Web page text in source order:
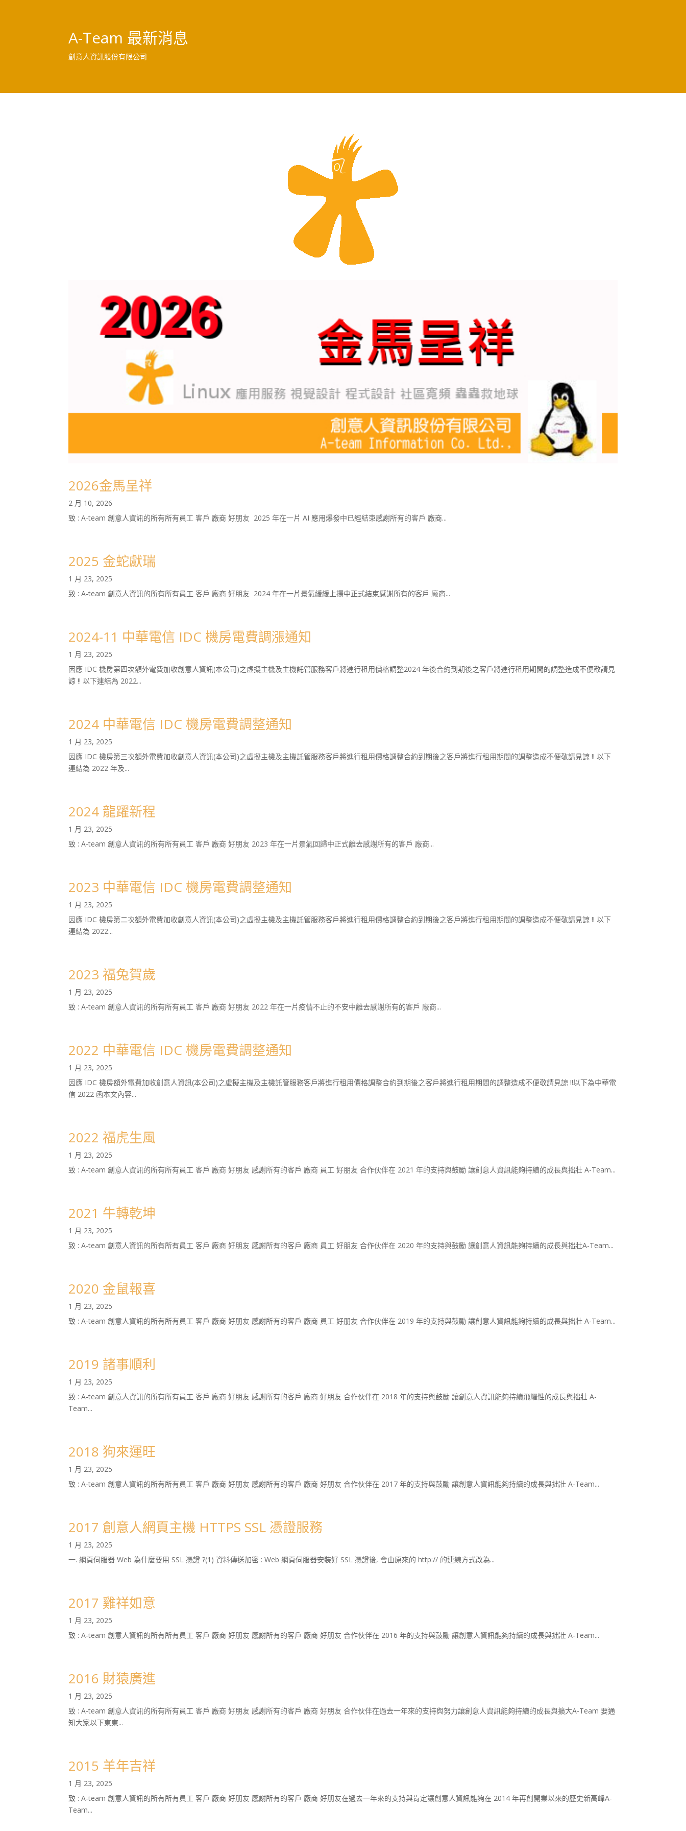
A-Team 最新消息
創意人資訊股份有限公司
2026金馬呈祥
2 月 10, 2026
致 : A-team 創意人資訊的所有所有員工 客戶 廠商 好朋友 2025 年在一片 AI 應用爆發中已經結束感謝所有的客戶 廠商...
2025 金蛇獻瑞
1 月 23, 2025
致 : A-team 創意人資訊的所有所有員工 客戶 廠商 好朋友 2024 年在一片景氣緩緩上揚中正式結束感謝所有的客戶 廠商...
2024-11 中華電信 IDC 機房電費調漲通知
1 月 23, 2025
因應 IDC 機房第四次額外電費加收創意人資訊(本公司)之虛擬主機及主機託管服務客戶將進行租用價格調整2024 年後合約到期後之客戶將進行租用期間的調整造成不便敬請見
諒 !! 以下連結為 2022...
2024 中華電信 IDC 機房電費調整通知
1 月 23, 2025
因應 IDC 機房第三次額外電費加收創意人資訊(本公司)之虛擬主機及主機託管服務客戶將進行租用價格調整合約到期後之客戶將進行租用期間的調整造成不便敬請見諒 !! 以下
連結為 2022 年及...
2024 龍躍新程
1 月 23, 2025
致 : A-team 創意人資訊的所有所有員工 客戶 廠商 好朋友 2023 年在一片景氣回歸中正式離去感謝所有的客戶 廠商...
2023 中華電信 IDC 機房電費調整通知
1 月 23, 2025
因應 IDC 機房第二次額外電費加收創意人資訊(本公司)之虛擬主機及主機託管服務客戶將進行租用價格調整合約到期後之客戶將進行租用期間的調整造成不便敬請見諒 !! 以下
連結為 2022...
2023 福兔賀歲
1 月 23, 2025
致 : A-team 創意人資訊的所有所有員工 客戶 廠商 好朋友 2022 年在一片疫情不止的不安中離去感謝所有的客戶 廠商...
2022 中華電信 IDC 機房電費調整通知
1 月 23, 2025
因應 IDC 機房額外電費加收創意人資訊(本公司)之虛擬主機及主機託管服務客戶將進行租用價格調整合約到期後之客戶將進行租用期間的調整造成不便敬請見諒 !!以下為中華電
信 2022 函本文內容...
2022 福虎生風
1 月 23, 2025
致 : A-team 創意人資訊的所有所有員工 客戶 廠商 好朋友 感謝所有的客戶 廠商 員工 好朋友 合作伙伴在 2021 年的支持與鼓勵 讓創意人資訊能夠持續的成長與拙壯 A-Team...
2021 牛轉乾坤
1 月 23, 2025
致 : A-team 創意人資訊的所有所有員工 客戶 廠商 好朋友 感謝所有的客戶 廠商 員工 好朋友 合作伙伴在 2020 年的支持與鼓勵 讓創意人資訊能夠持續的成長與拙壯A-Team...
2020 金鼠報喜
1 月 23, 2025
致 : A-team 創意人資訊的所有所有員工 客戶 廠商 好朋友 感謝所有的客戶 廠商 員工 好朋友 合作伙伴在 2019 年的支持與鼓勵 讓創意人資訊能夠持續的成長與拙壯 A-Team...
2019 諸事順利
1 月 23, 2025
致 : A-team 創意人資訊的所有所有員工 客戶 廠商 好朋友 感謝所有的客戶 廠商 好朋友 合作伙伴在 2018 年的支持與鼓勵 讓創意人資訊能夠持續飛耀性的成長與拙壯 A-
Team...
2018 狗來運旺
1 月 23, 2025
致 : A-team 創意人資訊的所有所有員工 客戶 廠商 好朋友 感謝所有的客戶 廠商 好朋友 合作伙伴在 2017 年的支持與鼓勵 讓創意人資訊能夠持續的成長與拙壯 A-Team...
2017 創意人網頁主機 HTTPS SSL 憑證服務
1 月 23, 2025
一. 網頁伺服器 Web 為什麼要用 SSL 憑證 ?(1) 資料傳送加密 : Web 網頁伺服器安裝好 SSL 憑證後, 會由原來的 http:// 的連線方式改為...
2017 雞祥如意
1 月 23, 2025
致 : A-team 創意人資訊的所有所有員工 客戶 廠商 好朋友 感謝所有的客戶 廠商 好朋友 合作伙伴在 2016 年的支持與鼓勵 讓創意人資訊能夠持續的成長與拙壯 A-Team...
2016 財猿廣進
1 月 23, 2025
致 : A-team 創意人資訊的所有所有員工 客戶 廠商 好朋友 感謝所有的客戶 廠商 好朋友 合作伙伴在過去一年來的支持與努力讓創意人資訊能夠持續的成長與擴大A-Team 要通
知大家以下東東...
2015 羊年吉祥
1 月 23, 2025
致 : A-team 創意人資訊的所有所有員工 客戶 廠商 好朋友 感謝所有的客戶 廠商 好朋友在過去一年來的支持與肯定讓創意人資訊能夠在 2014 年再創開業以來的歷史新高峰A-
Team...